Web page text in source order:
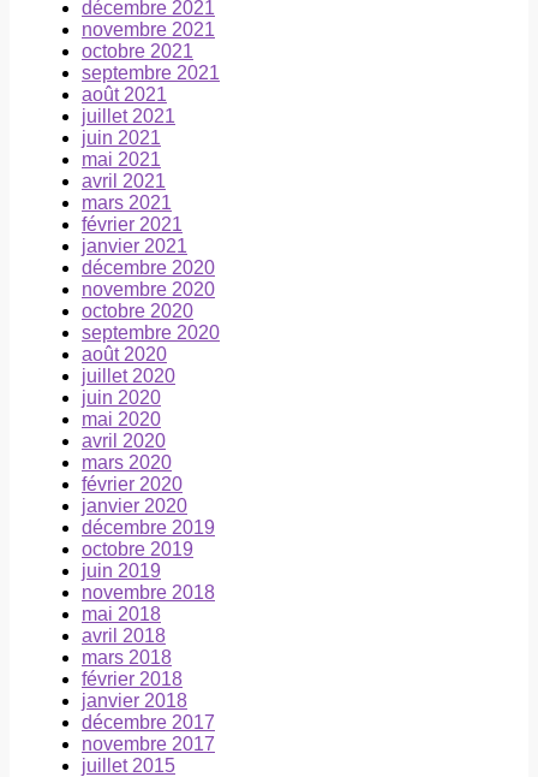
décembre 2021
novembre 2021
octobre 2021
septembre 2021
août 2021
juillet 2021
juin 2021
mai 2021
avril 2021
mars 2021
février 2021
janvier 2021
décembre 2020
novembre 2020
octobre 2020
septembre 2020
août 2020
juillet 2020
juin 2020
mai 2020
avril 2020
mars 2020
février 2020
janvier 2020
décembre 2019
octobre 2019
juin 2019
novembre 2018
mai 2018
avril 2018
mars 2018
février 2018
janvier 2018
décembre 2017
novembre 2017
juillet 2015